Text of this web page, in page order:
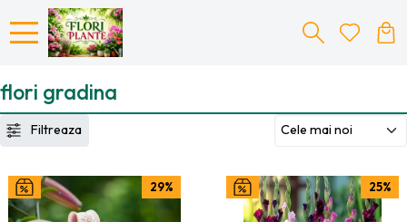
flori gradina
Filtreaza
29% 25%